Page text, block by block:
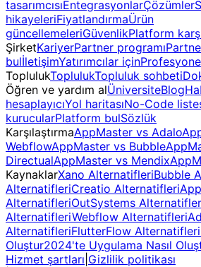
tasarımcısıEntegrasyonlarÇözümler
hikayeleriFiyatlandırmaÜrün
güncellemeleriGüvenlikPlatform
ŞirketKariyerPartner programı
bulİletişimYatırımcılar için
ToplulukToplulukTopluluk sohbeti
Öğren ve yardım alÜniversiteBlog
hesaplayıcıYol haritasıNo-Code
kurucularPlatform bulSözlük
KarşılaştırmaAppMaster vs Adalo
WebflowAppMaster vs Bubble
DirectualAppMaster vs Mendix
KaynaklarXano AlternatifleriBubble
AlternatifleriCreatio Alternatifleri
AlternatifleriOutSystems
AlternatifleriWebflow Alternatifleri
AlternatifleriFlutterFlow Alternatifleri
Oluştur2024'te Uygulama Nasıl
Hizmet şartları Gizlilik politikası